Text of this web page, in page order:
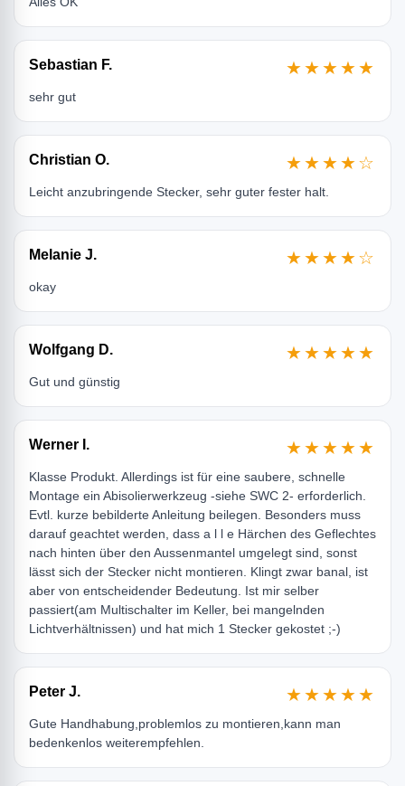
Sebastian F. ★★★★★
sehr gut
Christian O. ★★★★☆
Leicht anzubringende Stecker, sehr guter fester halt.
Melanie J. ★★★★☆
okay
Wolfgang D. ★★★★★
Gut und günstig
Werner I. ★★★★★
Klasse Produkt. Allerdings ist für eine saubere, schnelle
Montage ein Abisolierwerkzeug -siehe SWC 2- erforderlich.
Evtl. kurze bebilderte Anleitung beilegen. Besonders muss
darauf geachtet werden, dass a l l e Härchen des Geflechtes
nach hinten über den Aussenmantel umgelegt sind, sonst
lässt sich der Stecker nicht montieren. Klingt zwar banal, ist
aber von entscheidender Bedeutung. Ist mir selber
passiert(am Multischalter im Keller, bei mangelnden
Lichtverhältnissen) und hat mich 1 Stecker gekostet ;-)
Peter J. ★★★★★
Gute Handhabung,problemlos zu montieren,kann man
bedenkenlos weiterempfehlen.